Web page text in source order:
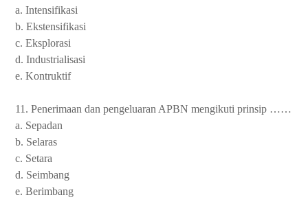
a. Intensifikasi
b. Ekstensifikasi
c. Eksplorasi
d. Industrialisasi
e. Kontruktif
11. Penerimaan dan pengeluaran APBN mengikuti prinsip ……
a. Sepadan
b. Selaras
c. Setara
d. Seimbang
e. Berimbang